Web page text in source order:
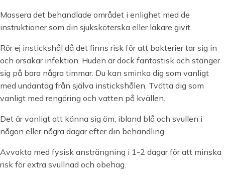
Massera det behandlade området i enlighet med de
instruktioner som din sjuksköterska eller läkare givit.
Rör ej instickshål då det finns risk för att bakterier tar sig in
och orsakar infektion. Huden är dock fantastisk och stänger
sig på bara några timmar. Du kan sminka dig som vanligt
med undantag från själva instickshålen. Tvätta dig som
vanligt med rengöring och vatten på kvällen.
Det är vanligt att känna sig öm, ibland blå och svullen i
någon eller några dagar efter din behandling.
Avvakta med fysisk ansträngning i 1-2 dagar för att minska
risk för extra svullnad och obehag.